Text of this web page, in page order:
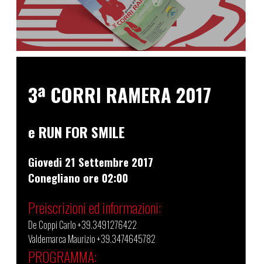
3ª CORRI RAMERA 2017
e RUN FOR SMILE
Giovedi 21 Settembre 2017
Conegliano ore 02:00
Preiscrizioni ed informazioni:
De Coppi Carlo+39.3491276422
Valdemarca Maurizio+39.3474645782
PROGRAMMA: